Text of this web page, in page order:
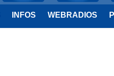
INFOS WEBRADIOS